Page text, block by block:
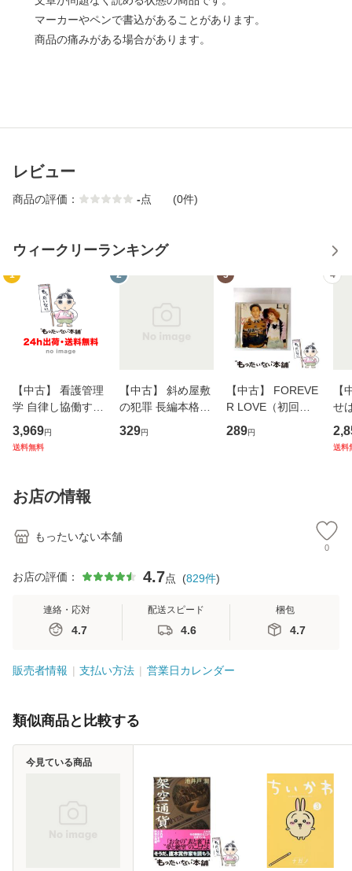
マーカーやペンで書込があることがあります。
商品の痛みがある場合があります。
レビュー
商品の評価： -点 (0件)
ウィークリーランキング
1
【中古】 看護管理
学 自律し協働する
専門職の看護マネ
ジメントスキル 改
恵 藤本幸三 / 南江
堂 [単行
3,969円
送料無料
2
【中古】 斜め屋敷
の犯罪 長編本格推
理小説 (光文社文
庫) / 島田荘司 / 光
329円
3
【中古】 FOREVE
R LOVE（初回生
産限定盤） / 清水
翔太×加藤ミリヤ /
289円
4
【
せ
タ
送料
お店の情報
もったいない本舗
0
お店の評価： 4.7点 (829件)
連絡・応対
4.7
配送スピード
4.6
梱包
4.7
販売者情報 支払い方法 営業日カレンダー
類似商品と比較する
今見ている商品